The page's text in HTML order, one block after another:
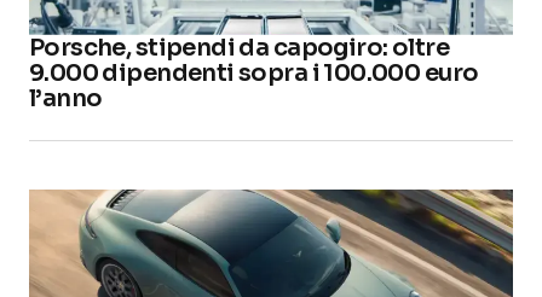
Porsche, stipendi da capogiro: oltre
9.000 dipendenti sopra i 100.000 euro
l’anno